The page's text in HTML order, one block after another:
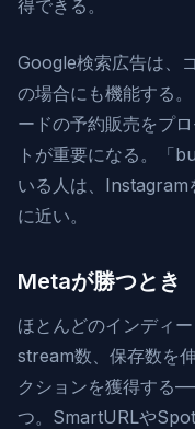
得できる。
Google検索広告は、
の場合にも機能する
ードの予約販売をプ
トが重要になる。「
いる人は、Instagram
に近い。
Metaが勝つとき
ほとんどのインディ
stream数、保存数を
クションを獲得する
つ。SmartURLや